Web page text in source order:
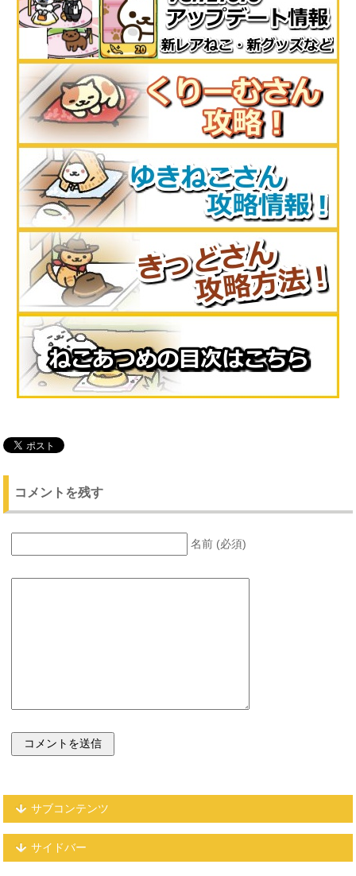
コメントを残す
名前 (必須)
サブコンテンツ
サイドバー